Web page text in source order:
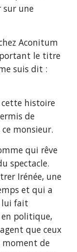
sur une
Aconitum
le titre
suis dit :
cette histoire
de
monsieur.
qui rêve
spectacle.
Irénée, une
et qui a
lui fait
en politique,
que ceux
moment de